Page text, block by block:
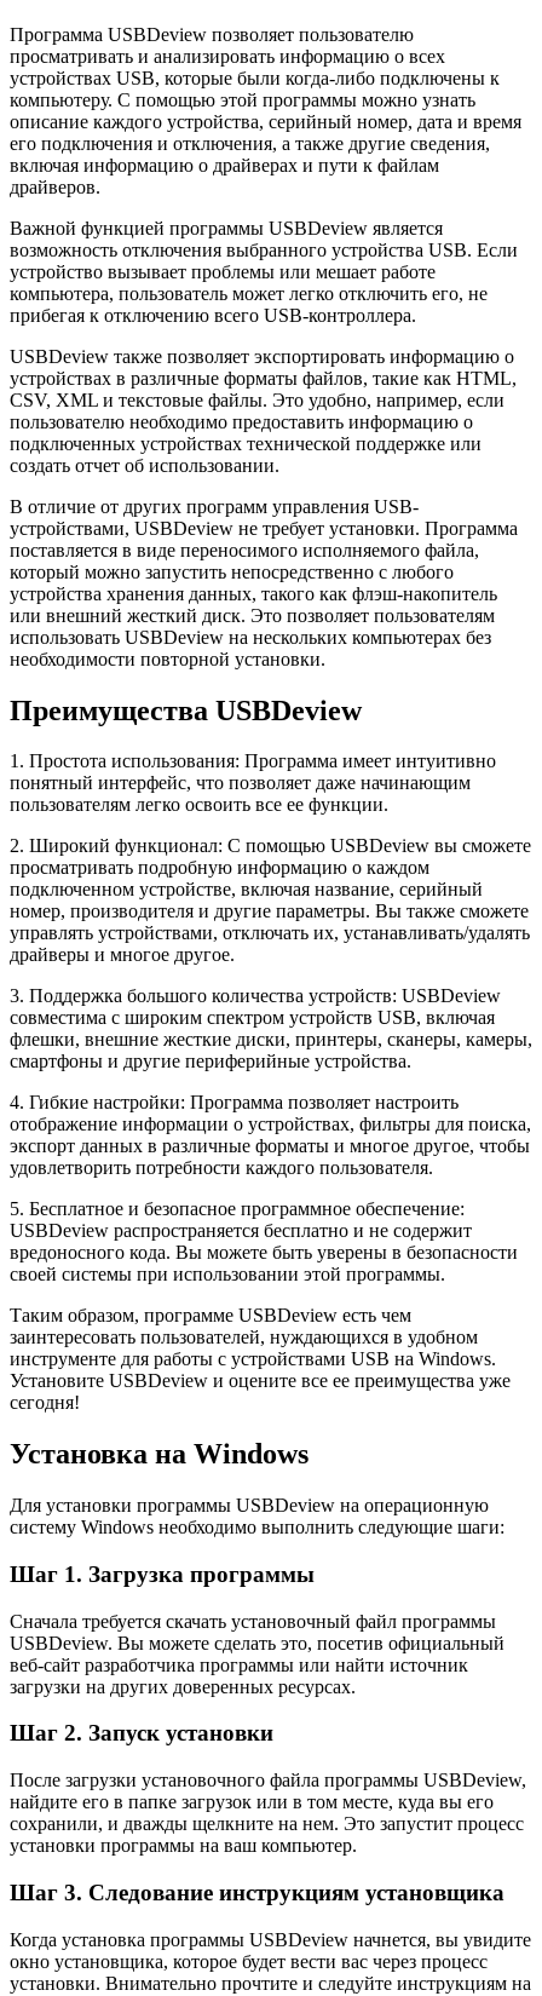
Программа USBDeview позволяет пользователю
просматривать и анализировать информацию о всех
устройствах USB, которые были когда-либо подключены к
компьютеру. С помощью этой программы можно узнать
описание каждого устройства, серийный номер, дата и время
его подключения и отключения, а также другие сведения,
включая информацию о драйверах и пути к файлам
драйверов.
Важной функцией программы USBDeview является
возможность отключения выбранного устройства USB. Если
устройство вызывает проблемы или мешает работе
компьютера, пользователь может легко отключить его, не
прибегая к отключению всего USB-контроллера.
USBDeview также позволяет экспортировать информацию о
устройствах в различные форматы файлов, такие как HTML,
CSV, XML и текстовые файлы. Это удобно, например, если
пользователю необходимо предоставить информацию о
подключенных устройствах технической поддержке или
создать отчет об использовании.
В отличие от других программ управления USB-
устройствами, USBDeview не требует установки. Программа
поставляется в виде переносимого исполняемого файла,
который можно запустить непосредственно с любого
устройства хранения данных, такого как флэш-накопитель
или внешний жесткий диск. Это позволяет пользователям
использовать USBDeview на нескольких компьютерах без
необходимости повторной установки.
Преимущества USBDeview
1. Простота использования: Программа имеет интуитивно
понятный интерфейс, что позволяет даже начинающим
пользователям легко освоить все ее функции.
2. Широкий функционал: С помощью USBDeview вы сможете
просматривать подробную информацию о каждом
подключенном устройстве, включая название, серийный
номер, производителя и другие параметры. Вы также сможете
управлять устройствами, отключать их, устанавливать/удалять
драйверы и многое другое.
3. Поддержка большого количества устройств: USBDeview
совместима с широким спектром устройств USB, включая
флешки, внешние жесткие диски, принтеры, сканеры, камеры,
смартфоны и другие периферийные устройства.
4. Гибкие настройки: Программа позволяет настроить
отображение информации о устройствах, фильтры для поиска,
экспорт данных в различные форматы и многое другое, чтобы
удовлетворить потребности каждого пользователя.
5. Бесплатное и безопасное программное обеспечение:
USBDeview распространяется бесплатно и не содержит
вредоносного кода. Вы можете быть уверены в безопасности
своей системы при использовании этой программы.
Таким образом, программе USBDeview есть чем
заинтересовать пользователей, нуждающихся в удобном
инструменте для работы с устройствами USB на Windows.
Установите USBDeview и оцените все ее преимущества уже
сегодня!
Установка на Windows
Для установки программы USBDeview на операционную
систему Windows необходимо выполнить следующие шаги:
Шаг 1. Загрузка программы
Сначала требуется скачать установочный файл программы
USBDeview. Вы можете сделать это, посетив официальный
веб-сайт разработчика программы или найти источник
загрузки на других доверенных ресурсах.
Шаг 2. Запуск установки
После загрузки установочного файла программы USBDeview,
найдите его в папке загрузок или в том месте, куда вы его
сохранили, и дважды щелкните на нем. Это запустит процесс
установки программы на ваш компьютер.
Шаг 3. Следование инструкциям установщика
Когда установка программы USBDeview начнется, вы увидите
окно установщика, которое будет вести вас через процесс
установки. Внимательно прочтите и следуйте инструкциям на